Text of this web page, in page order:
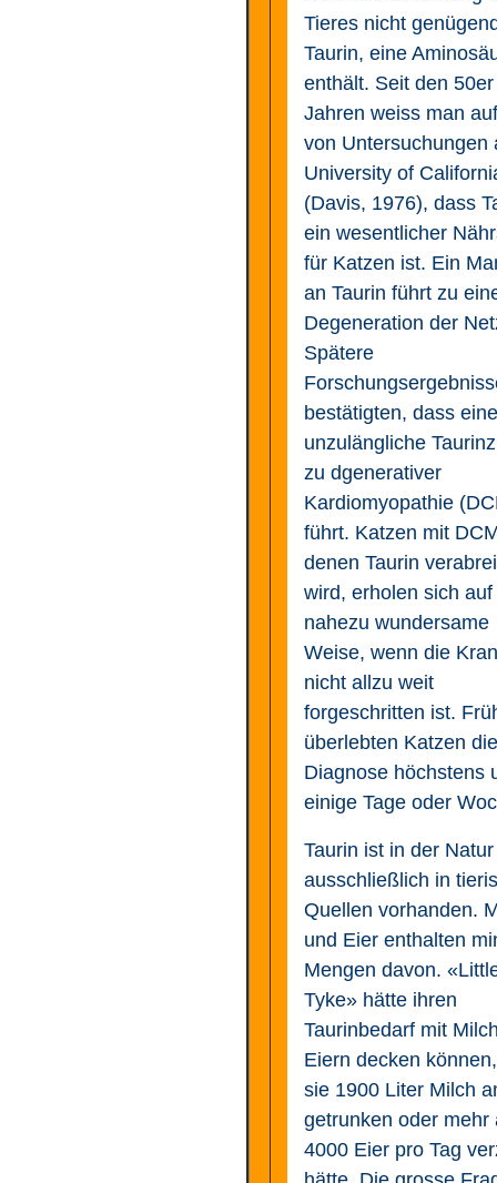
Tieres nicht
Taurin, eine
enthält. Seit den 50er
Jahren weiss man
von Untersuchungen
University of
(Davis, 1976), dass
ein wesentlicher
für Katzen ist. Ein
an Taurin führt zu
Degeneration der
Spätere
bestätigten, dass eine
unzulängliche
zu dgenerativer
Kardiomyopathie
führt. Katzen mit
denen Taurin
wird, erholen sich auf
nahezu wundersame
Weise, wenn die
nicht allzu weit
forgeschritten ist.
überlebten Katzen die
Diagnose höchstens
einige Tage oder
Taurin ist in der Natur
ausschließlich in
Quellen vorhanden.
und Eier enthalten
Mengen davon.
Tyke» hätte ihren
Taurinbedarf mit
Eiern decken
sie 1900 Liter Milch
getrunken oder mehr
4000 Eier pro Tag